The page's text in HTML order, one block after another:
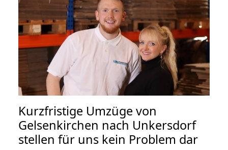
Kurzfristige Umzüge von
Gelsenkirchen nach Unkersdorf
stellen für uns kein Problem dar